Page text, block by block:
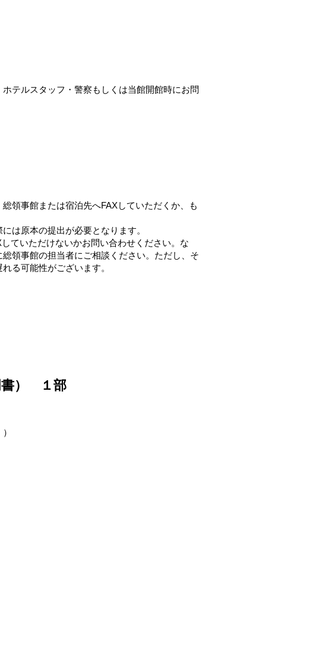
テルスタッフ・警察もしくは当館開館時にお問
領事館または宿泊先へFAXしていただくか、も
は原本の提出が必要となります。
ていただけないかお問い合わせください。な
領事館の担当者にご相談ください。ただし、そ
る可能性がございます。
書） １部